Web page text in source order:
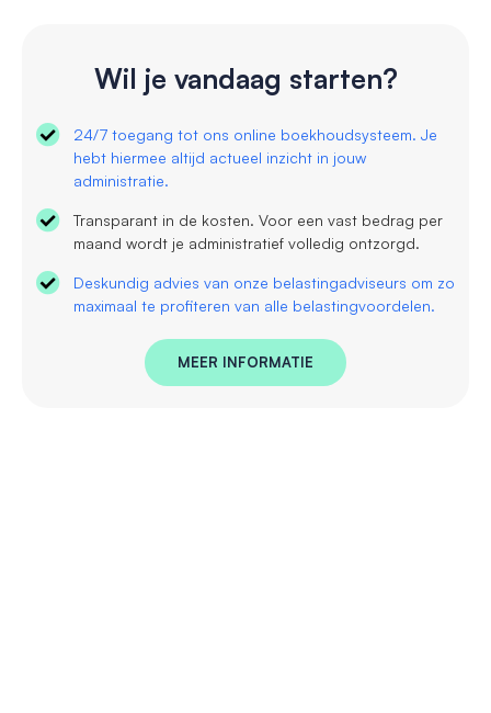
Wil je vandaag starten?
24/7 toegang tot ons online boekhoudsysteem. Je
hebt hiermee altijd actueel inzicht in jouw
administratie.
Transparant in de kosten. Voor een vast bedrag per
maand wordt je administratief volledig ontzorgd.
Deskundig advies van onze belastingadviseurs om zo
maximaal te profiteren van alle belastingvoordelen.
MEER INFORMATIE